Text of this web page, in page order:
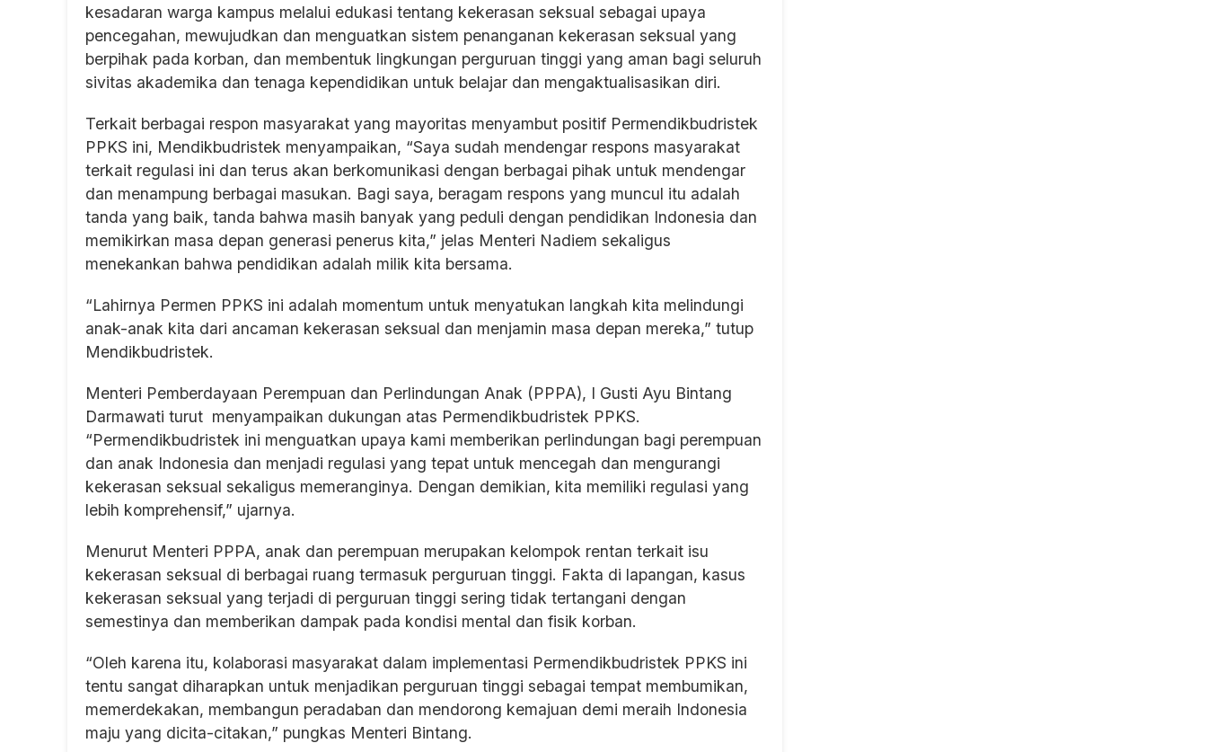
kesadaran warga kampus melalui edukasi tentang kekerasan seksual sebagai upaya
pencegahan, mewujudkan dan menguatkan sistem penanganan kekerasan seksual yang
berpihak pada korban, dan membentuk lingkungan perguruan tinggi yang aman bagi seluruh
sivitas akademika dan tenaga kependidikan untuk belajar dan mengaktualisasikan diri.
Terkait berbagai respon masyarakat yang mayoritas menyambut positif Permendikbudristek
PPKS ini, Mendikbudristek menyampaikan, “Saya sudah mendengar respons masyarakat
terkait regulasi ini dan terus akan berkomunikasi dengan berbagai pihak untuk mendengar
dan menampung berbagai masukan. Bagi saya, beragam respons yang muncul itu adalah
tanda yang baik, tanda bahwa masih banyak yang peduli dengan pendidikan Indonesia dan
memikirkan masa depan generasi penerus kita,” jelas Menteri Nadiem sekaligus
menekankan bahwa pendidikan adalah milik kita bersama.
“Lahirnya Permen PPKS ini adalah momentum untuk menyatukan langkah kita melindungi
anak-anak kita dari ancaman kekerasan seksual dan menjamin masa depan mereka,” tutup
Mendikbudristek.
Menteri Pemberdayaan Perempuan dan Perlindungan Anak (PPPA), I Gusti Ayu Bintang
Darmawati turut menyampaikan dukungan atas Permendikbudristek PPKS.
“Permendikbudristek ini menguatkan upaya kami memberikan perlindungan bagi perempuan
dan anak Indonesia dan menjadi regulasi yang tepat untuk mencegah dan mengurangi
kekerasan seksual sekaligus memeranginya. Dengan demikian, kita memiliki regulasi yang
lebih komprehensif,” ujarnya.
Menurut Menteri PPPA, anak dan perempuan merupakan kelompok rentan terkait isu
kekerasan seksual di berbagai ruang termasuk perguruan tinggi. Fakta di lapangan, kasus
kekerasan seksual yang terjadi di perguruan tinggi sering tidak tertangani dengan
semestinya dan memberikan dampak pada kondisi mental dan fisik korban.
“Oleh karena itu, kolaborasi masyarakat dalam implementasi Permendikbudristek PPKS ini
tentu sangat diharapkan untuk menjadikan perguruan tinggi sebagai tempat membumikan,
memerdekakan, membangun peradaban dan mendorong kemajuan demi meraih Indonesia
maju yang dicita-citakan,” pungkas Menteri Bintang.